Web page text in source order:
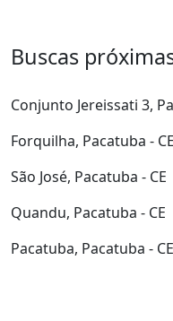
Buscas
Conjunto Jereissati 3,
Forquilha, Pacatuba - CE
São José, Pacatuba - CE
Quandu, Pacatuba - CE
Pacatuba, Pacatuba - CE